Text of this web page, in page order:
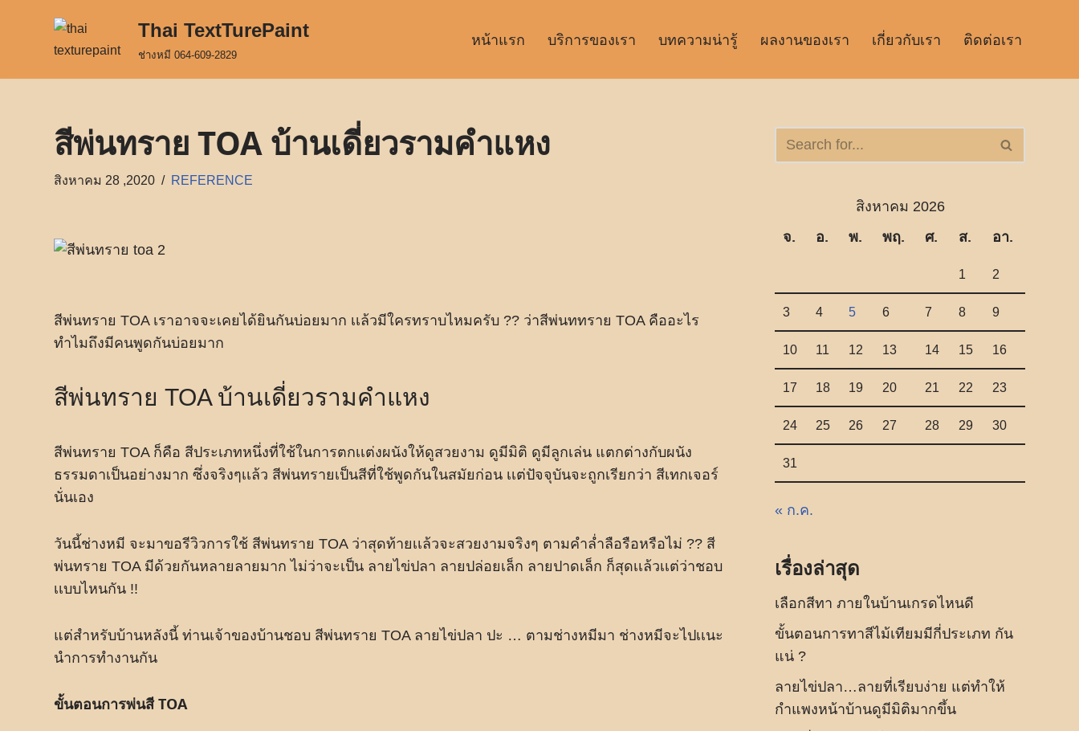
Thai TextTurePaint
ช่างหมี 064-609-2829
หน้าแรก บริการของเรา บทความน่ารู้ ผลงานของเรา เกี่ยวกับเรา ติดต่อเรา
สีพ่นทราย TOA บ้านเดี่ยวรามคำแหง
สิงหาคม 28 ,2020 REFERENCE
สีพ่นทราย TOA เราอาจจะเคยได้ยินกันบ่อยมาก เเล้วมีใครทราบไหมครับ ?? ว่าสีพ่นททราย TOA คืออะไร
ทำไมถึงมีคนพูดกันบ่อยมาก
สีพ่นทราย TOA บ้านเดี่ยวรามคำแหง
สีพ่นทราย TOA ก็คือ สีประเภทหนึ่งที่ใช้ในการตกเเต่งผนังให้ดูสวยงาม ดูมีมิติ ดูมีลูกเล่น แตกต่างกับผนัง
ธรรมดาเป็นอย่างมาก ซึ่งจริงๆเเล้ว สีพ่นทรายเป็นสีที่ใช้พูดกันในสมัยก่อน เเต่ปัจจุบันจะถูกเรียกว่า สีเทกเจอร์
นั่นเอง
วันนี้ช่างหมี จะมาขอรีวิวการใช้ สีพ่นทราย TOA ว่าสุดท้ายเเล้วจะสวยงามจริงๆ ตามคำล่ำลือรือหรือไม่ ?? สี
พ่นทราย TOA มีด้วยกันหลายลายมาก ไม่ว่าจะเป็น ลายไข่ปลา ลายปล่อยเล็ก ลายปาดเล็ก ก็สุดเเล้วเเต่ว่าชอบ
เเบบไหนกัน !!
แต่สำหรับบ้านหลังนี้ ท่านเจ้าของบ้านชอบ สีพ่นทราย TOA ลายไข่ปลา ปะ … ตามช่างหมีมา ช่างหมีจะไปเเนะ
นำการทำงานกัน
ขั้นตอนการพ่นสี TOA
สิงหาคม 2026
จ. อ. พ. พฤ. ศ. ส. อา.
1 2
3 4 5 6 7 8 9
10 11 12 13 14 15 16
17 18 19 20 21 22 23
24 25 26 27 28 29 30
31
« ก.ค.
เรื่องล่าสุด
เลือกสีทา ภายในบ้านเกรดไหนดี
ขั้นตอนการทาสีไม้เทียมมีกี่ประเภท กัน
แน่ ?
ลายไข่ปลา…ลายที่เรียบง่าย แต่ทำให้
กำแพงหน้าบ้านดูมีมิติมากขึ้น